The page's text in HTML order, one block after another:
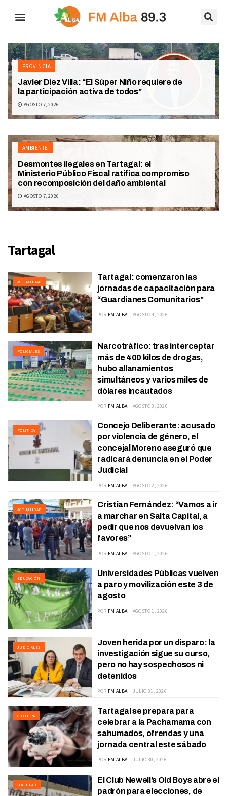
PROVINCIA
Javier Diez Villa: “El Súper Niño requiere de
la participación activa de todos”
AGOSTO 7, 2026
AMBIENTE
Desmontes ilegales en Tartagal: el
Ministerio Público Fiscal ratifica compromiso
con recomposición del daño ambiental
AGOSTO 7, 2026
Tartagal
ACTUALIDAD
Tartagal: comenzaron las
jornadas de capacitación para
“Guardianes Comunitarios”
POR FM ALBA AGOSTO 4, 2026
POLICIALES
Narcotráfico: tras interceptar
más de 400 kilos de drogas,
hubo allanamientos
simultáneos y varios miles de
dólares incautados
POR FM ALBA AGOSTO 3, 2026
POLITICA
Concejo Deliberante: acusado
por violencia de género, el
concejal Moreno aseguró que
radicará denuncia en el Poder
Judicial
POR FM ALBA AGOSTO 2, 2026
ACTUALIDAD
Cristian Fernández: “Vamos a ir
a marchar en Salta Capital, a
pedir que nos devuelvan los
favores”
POR FM ALBA AGOSTO 1, 2026
EDUCACIÓN
Universidades Públicas vuelven
a paro y movilización este 3 de
agosto
POR FM ALBA AGOSTO 1, 2026
JUDICIALES
Joven herida por un disparo: la
investigación sigue su curso,
pero no hay sospechosos ni
detenidos
POR FM ALBA JULIO 31, 2026
CULTURA
Tartagal se prepara para
celebrar a la Pachamama con
sahumados, ofrendas y una
jornada central este sábado
POR FM ALBA JULIO 30, 2026
SOCIEDAD
El Club Newell’s Old Boys abre el
padrón para elecciones, de